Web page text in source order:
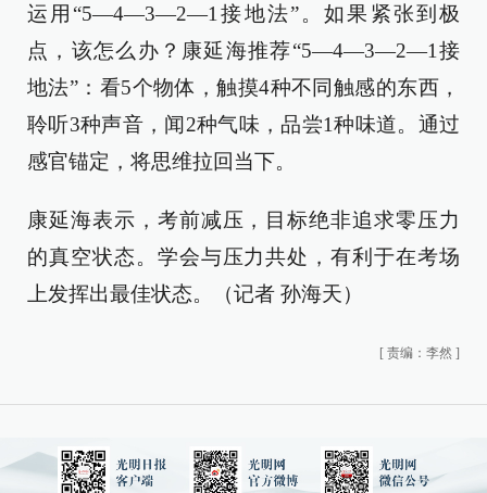
运用“5—4—3—2—1接地法”。如果紧张到极
点，该怎么办？康延海推荐“5—4—3—2—1接
地法”：看5个物体，触摸4种不同触感的东西，
聆听3种声音，闻2种气味，品尝1种味道。通过
感官锚定，将思维拉回当下。
康延海表示，考前减压，目标绝非追求零压力
的真空状态。学会与压力共处，有利于在考场
上发挥出最佳状态。（记者 孙海天）
[ 责编：李然 ]